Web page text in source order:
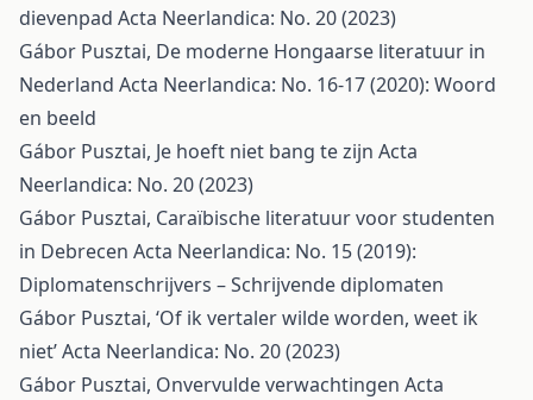
dievenpad Acta Neerlandica: No. 20 (2023)
Gábor Pusztai, De moderne Hongaarse literatuur in
Nederland Acta Neerlandica: No. 16-17 (2020): Woord
en beeld
Gábor Pusztai, Je hoeft niet bang te zijn Acta
Neerlandica: No. 20 (2023)
Gábor Pusztai, Caraïbische literatuur voor studenten
in Debrecen Acta Neerlandica: No. 15 (2019):
Diplomatenschrijvers – Schrijvende diplomaten
Gábor Pusztai, ‘Of ik vertaler wilde worden, weet ik
niet’Acta Neerlandica: No. 20 (2023)
Gábor Pusztai, Onvervulde verwachtingen Acta